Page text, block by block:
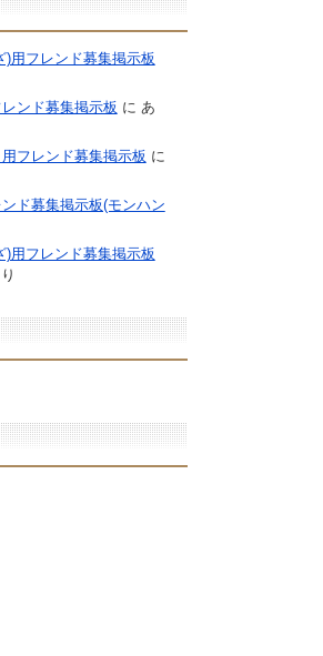
)用フレンド募集掲示板
ンド募集掲示板 に あ
フレンド募集掲示板 に
ド募集掲示板(モンハン
)用フレンド募集掲示板